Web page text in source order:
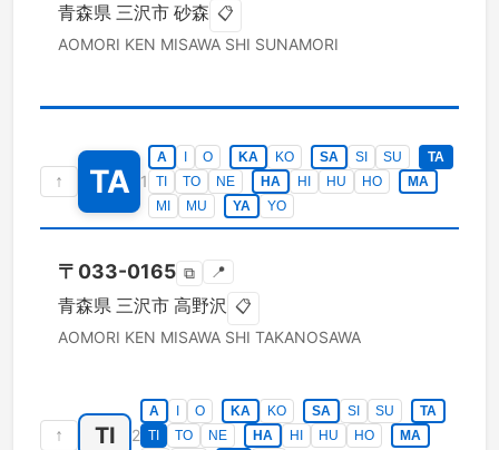
青森県 三沢市 砂森 📋
AOMORI KEN MISAWA SHI SUNAMORI
↑ TA 1
A O KA KO SA SI SU
TA
TI
TO NE HA HI HU HO
MA
MI
MU YA YO
〒 033-0165 ⧉ 📍
青森県 三沢市 高野沢 📋
AOMORI KEN MISAWA SHI TAKANOSAWA
↑ TI 2
A O KA KO SA SI SU
TA
TI
TO NE HA HI HU HO
MA